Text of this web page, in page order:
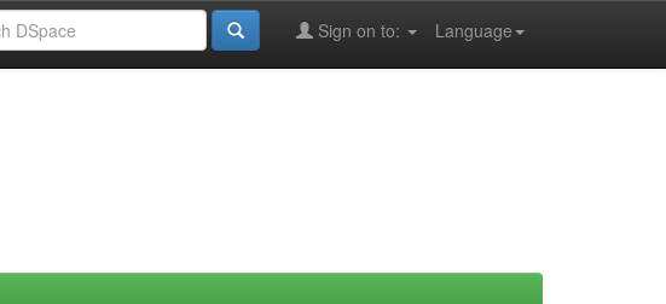
Language
Sign on to: